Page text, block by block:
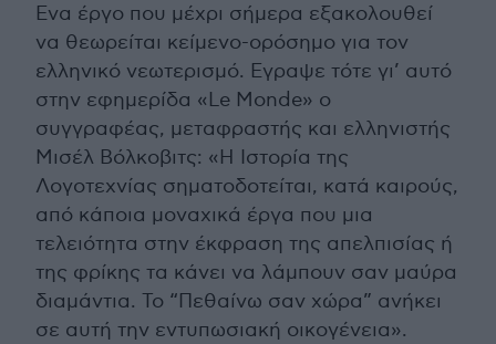
Ενα έργο που μέχρι σήμερα εξακολουθεί
να θεωρείται κείμενο-ορόσημο για τον
ελληνικό νεωτερισμό. Εγραψε τότε γι’ αυτό
στην εφημερίδα «Le Monde» ο
συγγραφέας, μεταφραστής και ελληνιστής
Μισέλ Βόλκοβιτς: «Η Ιστορία της
Λογοτεχνίας σηματοδοτείται, κατά καιρούς,
από κάποια μοναχικά έργα που μια
τελειότητα στην έκφραση της απελπισίας ή
της φρίκης τα κάνει να λάμπουν σαν μαύρα
διαμάντια. Το “Πεθαίνω σαν χώρα” ανήκει
σε αυτή την εντυπωσιακή οικογένεια».